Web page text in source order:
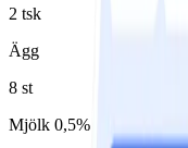
2 tsk
Ägg
8 st
Mjölk 0,5%